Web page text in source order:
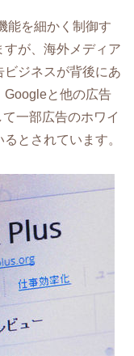
能を細かく制御す
すが、海外メディア
ビジネスが背後にあ
Googleと他の広告
一部広告のホワイ
とされています。